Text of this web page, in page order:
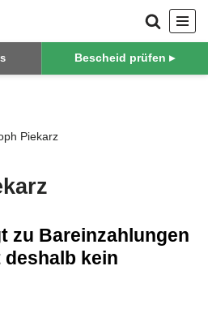
Bescheid prüfen ▸
Piekarz
zu Bareinzahlungen
deshalb kein